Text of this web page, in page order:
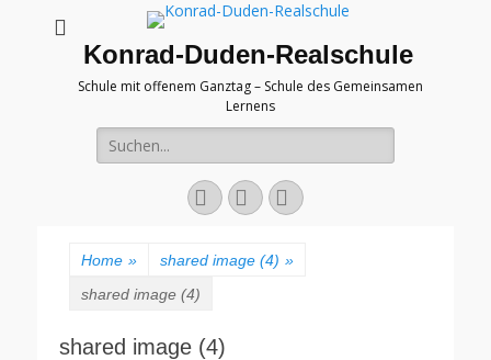
Konrad-Duden-Realschule
Schule mit offenem Ganztag – Schule des Gemeinsamen
Lernens
Suche
nach:
E-
Mail
YouTubeTelefon
Home » shared image (4) »
shared image (4)
shared image (4)